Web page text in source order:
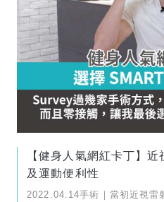
【健身人氣網紅卡丁】
及運動便利性
2022.04.14手術｜當初近視雷